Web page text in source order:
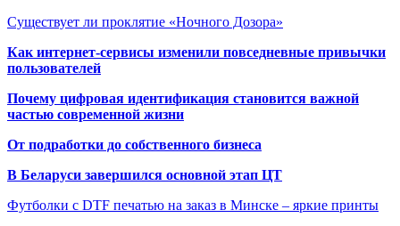
Существует ли проклятие «Ночного Дозора»
Как интернет-сервисы изменили повседневные привычки
пользователей
Почему цифровая идентификация становится важной
частью современной жизни
От подработки до собственного бизнеса
В Беларуси завершился основной этап ЦТ
Футболки с DTF печатью на заказ в Минске – яркие принты